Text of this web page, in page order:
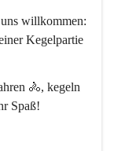
willkommen:
Kegelpartie
🚴, kegeln
Spaß!